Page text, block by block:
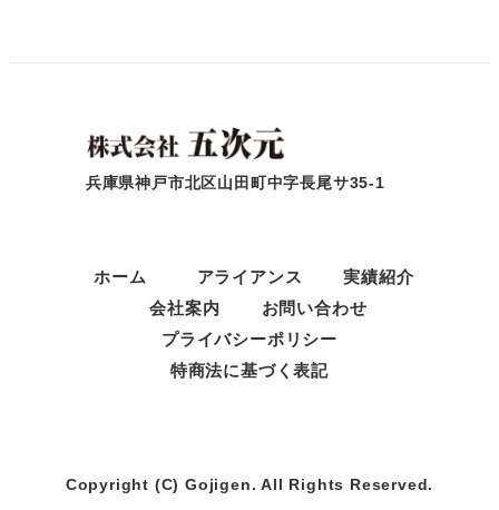
兵庫県神戸市北区山田町中字長尾サ35-1
ホーム アライアンス
実績紹介
会社案内
お問い合わせ
プライバシーポリシー
特商法に基づく表記
Copyright (C) Gojigen. All Rights Reserved.